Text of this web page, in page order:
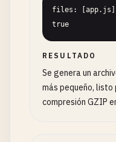
files: [app.js],
true
RESULTADO
Se genera un
más pequeño, listo
compresión GZIP